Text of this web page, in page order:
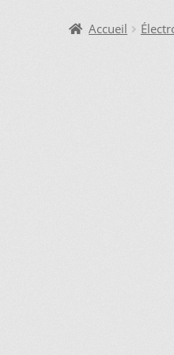
DEMANDE DE
Accueil